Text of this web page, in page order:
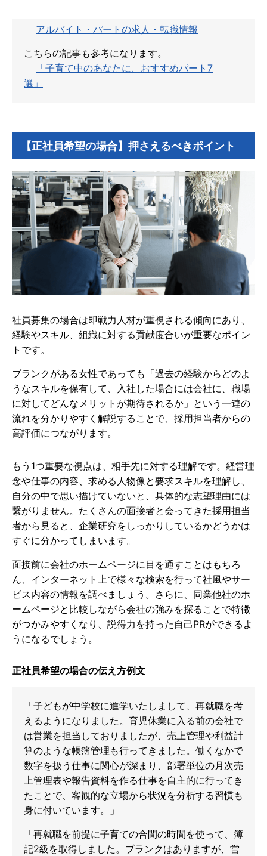
アルバイト・パートの求人・転職情報
こちらの記事も参考になります。
「子育て中のあなたに、おすすめパート7
選」
【正社員希望の場合】押さえるべきポイント
社員募集の場合は即戦力人材が重視される傾向にあり、
経験やスキル、組織に対する貢献度合いが重要なポイン
トです。
ブランクがある女性であっても 「過去の経験からどのよ
うなスキルを保有して、入社した場合には会社に、職場
に対してどんなメリットが期待されるか」 という一連の
流れを分かりやすく解説することで、採用担当者からの
高評価につながります。
もう1つ重要な視点は、相手先に対する理解です。経営理
念や仕事の内容、求める人物像と要求スキルを理解し、
自分の中で思い描けていないと、具体的な志望理由には
繋がりません。たくさんの面接者と会ってきた採用担当
者から見ると、企業研究をしっかりしているかどうかは
すぐに分かってしまいます。
面接前に会社のホームページに目を通すことはもちろ
ん、インターネット上で様々な検索を行って社風やサー
ビス内容の情報を調べましょう。さらに、同業他社のホ
ームページと比較しながら会社の強みを探ることで特徴
がつかみやすくなり、説得力を持った自己PRができるよ
うになるでしょう。
正社員希望の場合の伝え方例文
「子どもが中学校に進学いたしまして、再就職を考
えるようになりました。育児休業に入る前の会社で
は営業を担当しておりましたが、売上管理や利益計
算のような帳簿管理も行ってきました。働くなかで
数字を扱う仕事に関心が深まり、部署単位の月次売
上管理表や報告資料を作る仕事を自主的に行ってき
たことで、客観的な立場から状況を分析する習慣も
身に付いています。」
「再就職を前提に子育ての合間の時間を使って、簿
記2級を取得しました。ブランクはありますが、営